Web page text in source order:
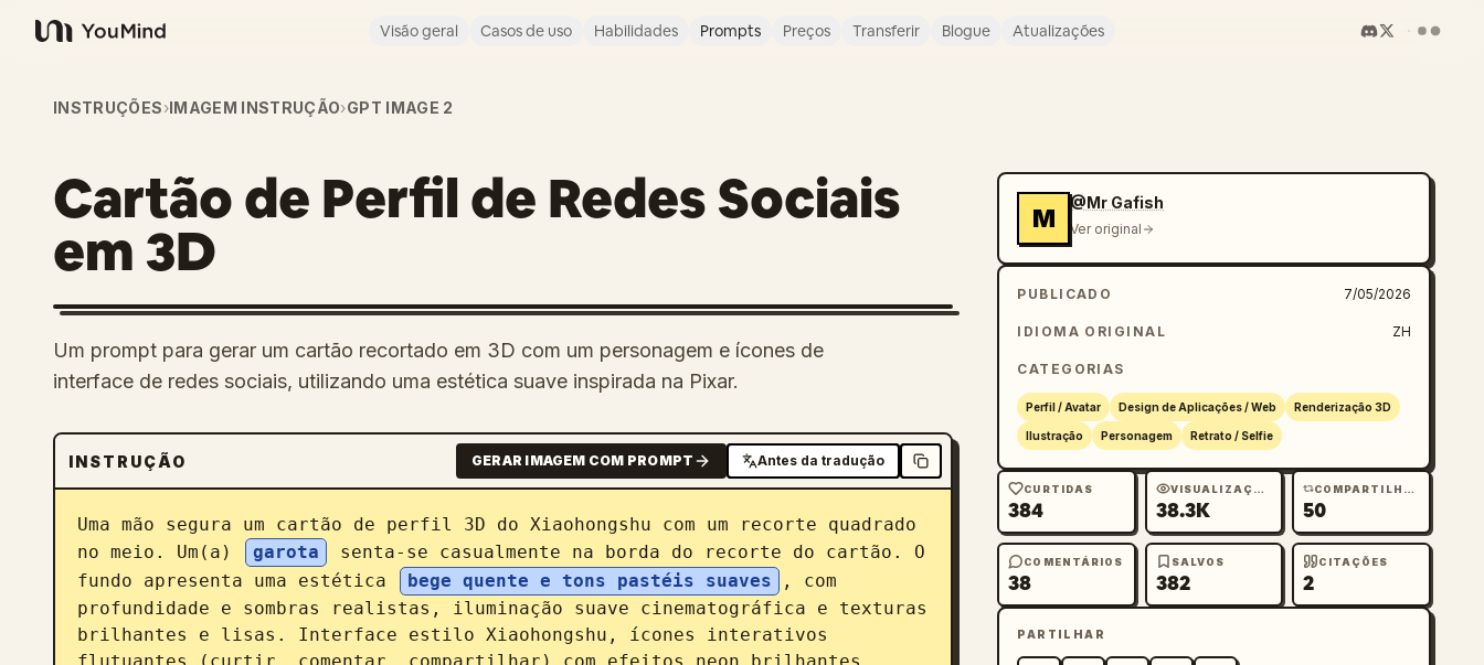
YouMind
Visão geral Casos de uso Habilidades Prompts Preços Transferir Blogue Atualizações
INSTRUÇÕES›IMAGEM INSTRUÇÃO›GPT IMAGE 2
Cartão de Perfil de Redes Sociais
em 3D
Um prompt para gerar um cartão recortado em 3D com um personagem e ícones de
interface de redes sociais, utilizando uma estética suave inspirada na Pixar.
INSTRUÇÃO GERAR IMAGEM COM PROMPT Antes da tradução
Uma mão segura um cartão de perfil 3D do Xiaohongshu com um recorte quadrado
no meio. Um(a)
garota
senta-se casualmente na borda do recorte do cartão. O
fundo apresenta uma estética
bege quente e tons pastéis suaves
, com
profundidade e sombras realistas, iluminação suave cinematográfica e texturas
brilhantes e lisas. Interface estilo Xiaohongshu, ícones interativos
M
@Mr Gafish
Ver original
PUBLICADO 7/05/2026
IDIOMA ORIGINAL ZH
CATEGORIAS
Perfil / Avatar Design de Aplicações / Web Renderização 3D
Ilustração Personagem Retrato / Selfie
CURTIDAS
384
VISUALIZAÇÕES
38.3K
COMPARTILHAMENTOS
50
COMENTÁRIOS
38
SALVOS
382
CITAÇÕES
2
PARTILHAR